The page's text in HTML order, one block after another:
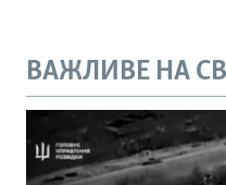
ВАЖЛИВЕ НА